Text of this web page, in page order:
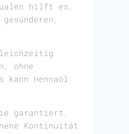
hilft es,
ohne
Hennaöl
garantiert,
Kontinuität